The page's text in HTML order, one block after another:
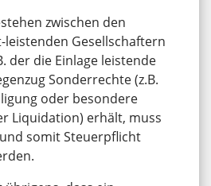
zwischen den
Gesellschaftern
der die Einlage leistende
Sonderrechte (z.B.
oder besondere
Liquidation) erhält, muss
somit Steuerpflicht